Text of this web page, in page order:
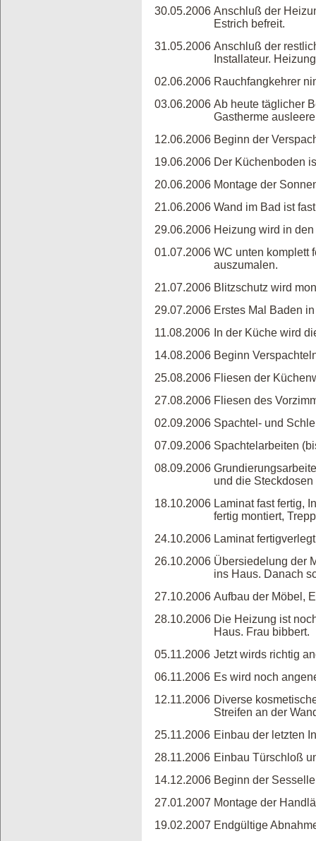
30.05.2006 Anschluß der
Estrich befreit.
31.05.2006 Anschluß der
Installateur.
02.06.2006 Rauchfangkehrer
03.06.2006 Ab heute täglicher
Gastherme
12.06.2006 Beginn der
19.06.2006 Der Küchenboden
20.06.2006 Montage der
21.06.2006 Wand im Bad ist
29.06.2006 Heizung wird in
01.07.2006 WC unten komplett
auszumalen.
21.07.2006 Blitzschutz wird
29.07.2006 Erstes Mal Baden
11.08.2006 In der Küche wird
14.08.2006 Beginn
25.08.2006 Fliesen der
27.08.2006 Fliesen des
02.09.2006 Spachtel- und
07.09.2006 Spachtelarbeiten
08.09.2006
und die
18.10.2006 Laminat fast fertig,
fertig montiert,
24.10.2006 Laminat
26.10.2006 Übersiedelung der
ins Haus. Danach
27.10.2006 Aufbau der Möbel,
28.10.2006 Die Heizung ist
Haus. Frau bibbert.
05.11.2006 Jetzt wirds richtig
06.11.2006 Es wird noch
12.11.2006 Diverse
Streifen an der
25.11.2006 Einbau der letzten
28.11.2006 Einbau Türschloß
14.12.2006 Beginn der
27.01.2007 Montage der
19.02.2007 Endgültige